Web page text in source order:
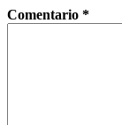
Comentario *